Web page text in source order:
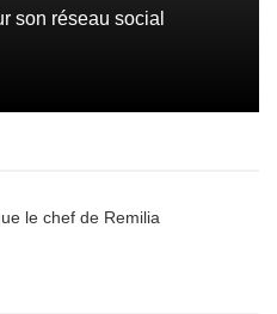
son réseau social
le chef de Remilia